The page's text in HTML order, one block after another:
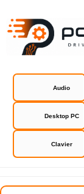
Audio
Desktop PC
Clavier